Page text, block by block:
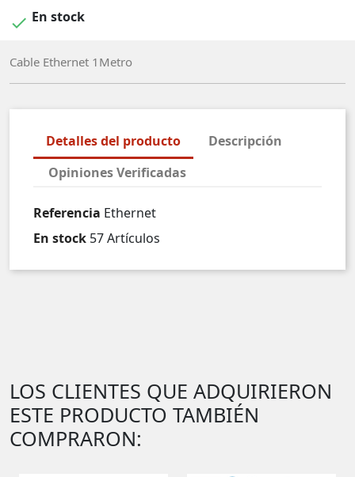
 En stock
Cable Ethernet 1Metro
Detalles del producto
Descripción
Opiniones Verificadas
Referencia Ethernet
En stock 57 Artículos
LOS CLIENTES QUE ADQUIRIERON
ESTE PRODUCTO TAMBIÉN
COMPRARON: